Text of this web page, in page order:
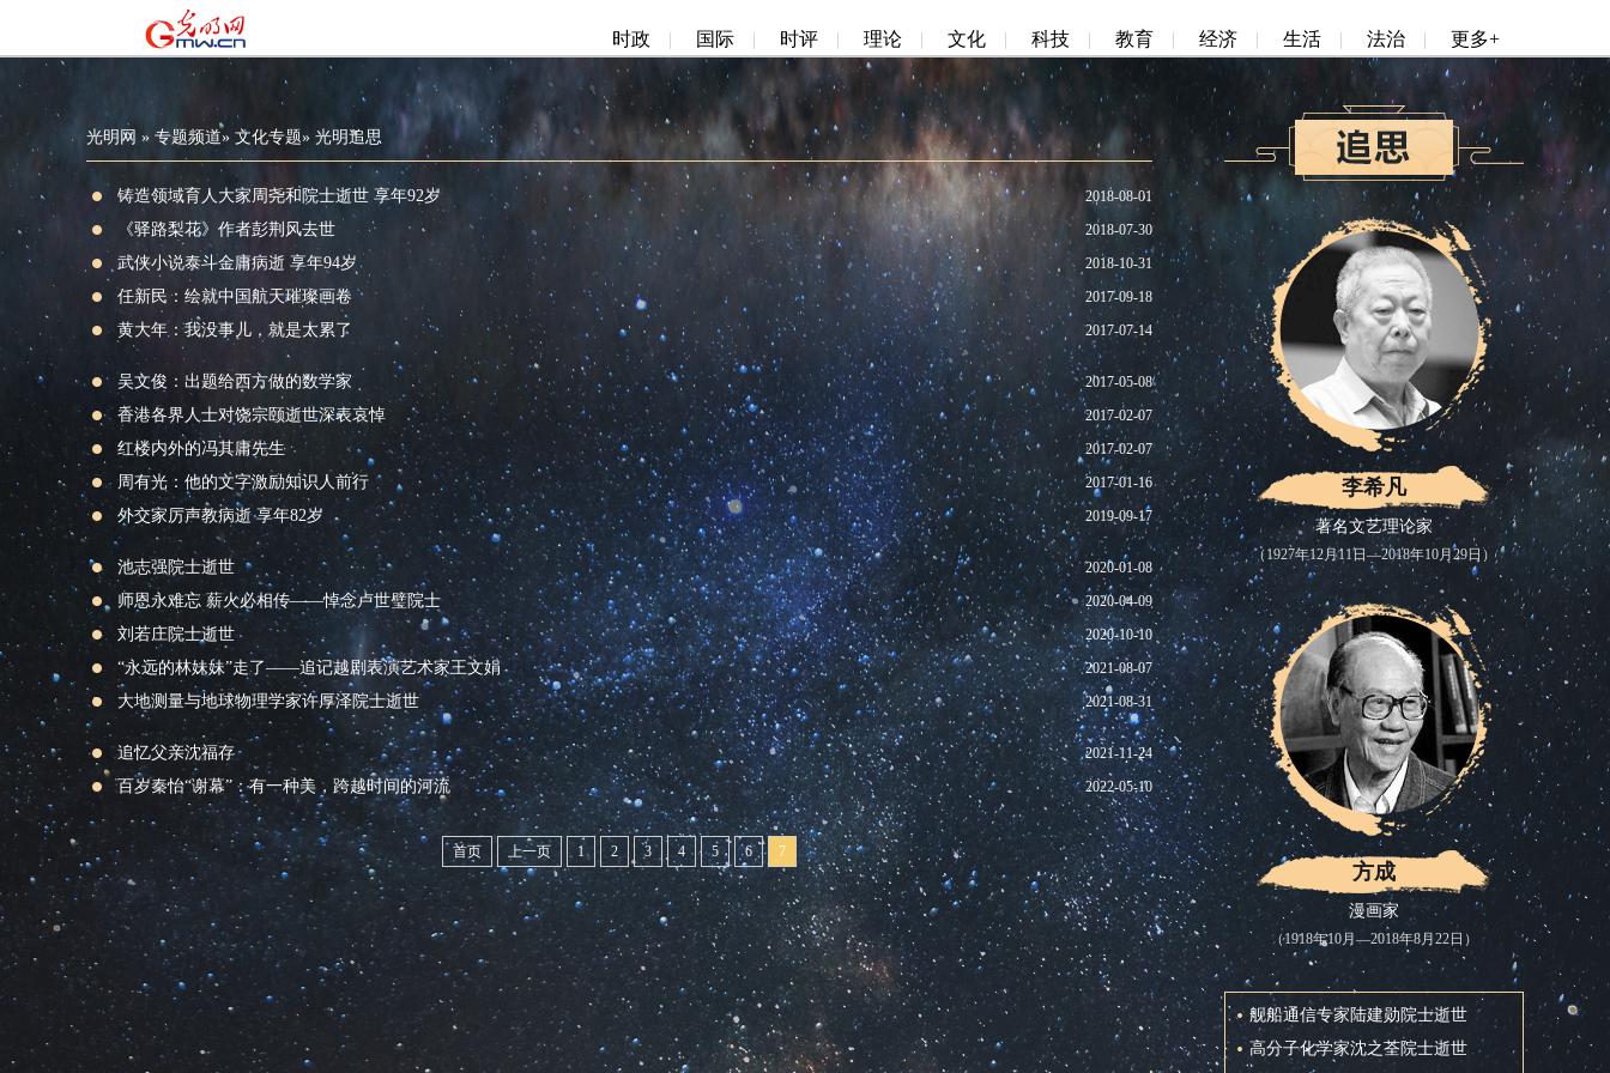
时政 | 国际 | 时评 | 理论 | 文化 | 科技 | 教育 | 经济 | 生活 | 法治 | 更多+
光明网 » 专题频道» 文化专题» 光明追思
铸造领域育人大家周尧和院士逝世 享年92岁 2018-08-01
《驿路梨花》作者彭荆风去世 2018-07-30
武侠小说泰斗金庸病逝 享年94岁 2018-10-31
任新民：绘就中国航天璀璨画卷 2017-09-18
黄大年：我没事儿，就是太累了 2017-07-14
吴文俊：出题给西方做的数学家 2017-05-08
香港各界人士对饶宗颐逝世深表哀悼 2017-02-07
红楼内外的冯其庸先生 2017-02-07
周有光：他的文字激励知识人前行 2017-01-16
外交家厉声教病逝 享年82岁 2019-09-17
池志强院士逝世 2020-01-08
师恩永难忘 薪火必相传——悼念卢世璧院士 2020-04-09
刘若庄院士逝世 2020-10-10
“永远的林妹妹”走了——追记越剧表演艺术家王文娟 2021-08-07
大地测量与地球物理学家许厚泽院士逝世 2021-08-31
追忆父亲沈福存 2021-11-24
百岁秦怡“谢幕”：有一种美，跨越时间的河流 2022-05-10
首页 上一页 1 2 3 4 5 6 7
李希凡
著名文艺理论家
（1927年12月11日—2018年10月29日）
方成
漫画家
（1918年10月—2018年8月22日）
舰船通信专家陆建勋院士逝世
高分子化学家沈之荃院士逝世